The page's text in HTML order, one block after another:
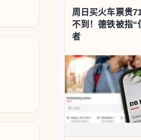
周日买火车票贵
不到！德铁被指“
者